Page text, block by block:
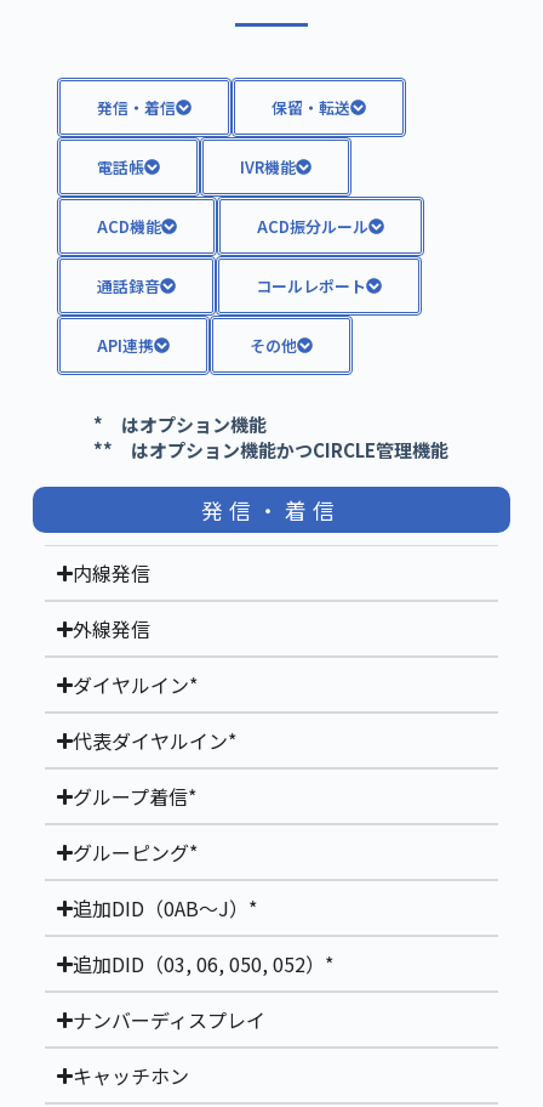
発信・着信 保留・転送
電話帳 IVR機能
ACD機能 ACD振分ルール
通話録音 コールレポート
API連携 その他
* はオプション機能
** はオプション機能かつCIRCLE管理機能
発信・着信
内線発信
外線発信
ダイヤルイン*
代表ダイヤルイン*
グループ着信*
グルーピング*
追加DID（0AB～J）*
追加DID（03, 06, 050, 052）*
ナンバーディスプレイ
キャッチホン